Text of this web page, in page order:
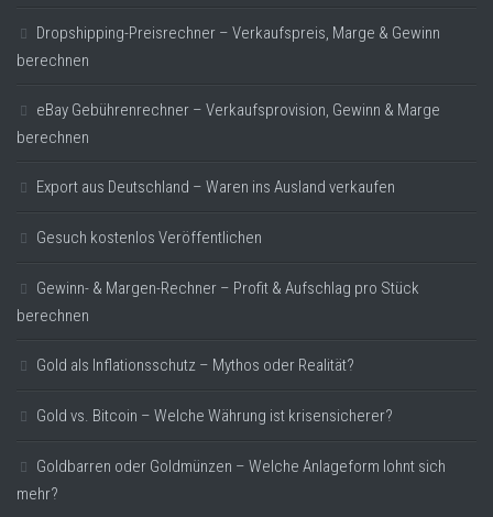
Dropshipping-Preisrechner – Verkaufspreis, Marge & Gewinn
berechnen
eBay Gebührenrechner – Verkaufsprovision, Gewinn & Marge
berechnen
Export aus Deutschland – Waren ins Ausland verkaufen
Gesuch kostenlos Veröffentlichen
Gewinn- & Margen-Rechner – Profit & Aufschlag pro Stück
berechnen
Gold als Inflationsschutz – Mythos oder Realität?
Gold vs. Bitcoin – Welche Währung ist krisensicherer?
Goldbarren oder Goldmünzen – Welche Anlageform lohnt sich
mehr?